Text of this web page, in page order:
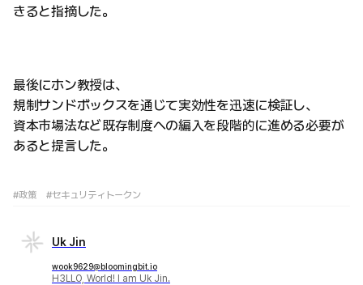
きると指摘した。
最後にホン教授は、
規制サンドボックスを通じて実効性を迅速に検証し、
資本市場法など既存制度への編入を段階的に進める必要が
あると提言した。
#政策 #セキュリティトークン
Uk Jin
wook9629@bloomingbit.io
H3LLO, World! I am Uk Jin.